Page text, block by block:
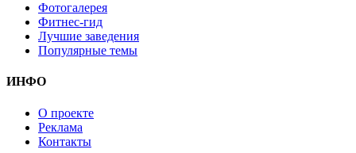
Фотогалерея
Фитнес-гид
Лучшие заведения
Популярные темы
ИНФО
О проекте
Реклама
Контакты